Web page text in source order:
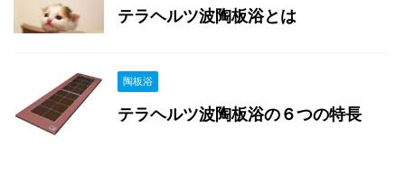
テラヘルツ波陶板浴とは
陶板浴
テラヘルツ波陶板浴の６つの特長